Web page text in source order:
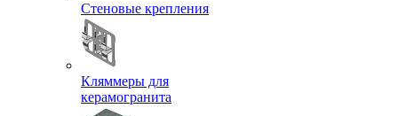
Стеновые крепления
Кляммеры для
керамогранита